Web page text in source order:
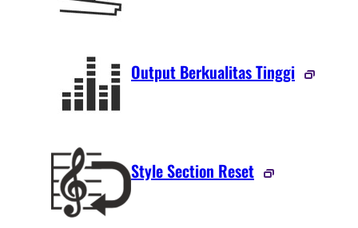
Output Berkualitas Tinggi
Style Section Reset